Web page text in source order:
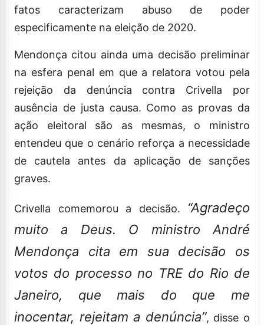
fatos caracterizam abuso de poder
especificamente na eleição de 2020.
Mendonça citou ainda uma decisão preliminar
na esfera penal em que a relatora votou pela
rejeição da denúncia contra Crivella por
ausência de justa causa. Como as provas da
ação eleitoral são as mesmas, o ministro
entendeu que o cenário reforça a necessidade
de cautela antes da aplicação de sanções
graves.
Crivella comemorou a decisão. “Agradeço
muito a Deus. O ministro André
Mendonça cita em sua decisão os
votos do processo no TRE do Rio de
Janeiro, que mais do que me
inocentar, rejeitam a denúncia”, disse o